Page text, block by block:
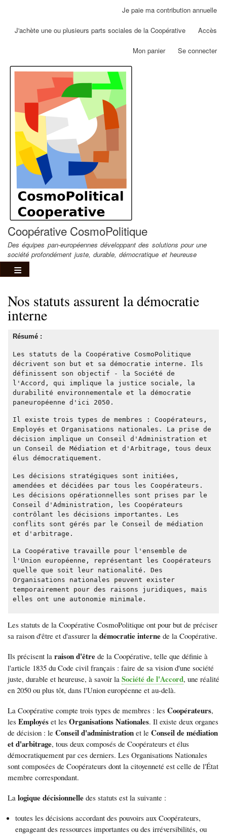
Aller
contenu
Je paie ma contribution annuelle
J'achète une ou plusieurs parts sociales de la Coopérative Accès
Mon panier Se connecter
Coopérative CosmoPolitique
Des équipes pan-européennes développant des solutions pour une
société profondément juste, durable, démocratique et heureuse
Nos statuts assurent la démocratie
interne
Résumé :
Les statuts de la Coopérative CosmoPolitique
décrivent son but et sa démocratie interne. Ils
définissent son objectif - la Société de
l'Accord, qui implique la justice sociale, la
durabilité environnementale et la démocratie
paneuropéenne d'ici 2050.
Il existe trois types de membres : Coopérateurs,
Employés et Organisations nationales. La prise de
décision implique un Conseil d'Administration et
un Conseil de Médiation et d'Arbitrage, tous deux
élus démocratiquement.
Les décisions stratégiques sont initiées,
amendées et décidées par tous les Coopérateurs.
Les décisions opérationnelles sont prises par le
Conseil d'Administration, les Coopérateurs
contrôlant les décisions importantes. Les
conflits sont gérés par le Conseil de médiation
et d'arbitrage.
La Coopérative travaille pour l'ensemble de
l'Union européenne, représentant les Coopérateurs
quelle que soit leur nationalité. Des
Organisations nationales peuvent exister
temporairement pour des raisons juridiques, mais
elles ont une autonomie minimale.
Les statuts de la Coopérative CosmoPolitique ont pour but de préciser
sa raison d'être et d'assurer la démocratie interne de la Coopérative.
Ils précisent la raison d'être de la Coopérative, telle que définie à
l'article 1835 du Code civil français : faire de sa vision d'une société
juste, durable et heureuse, à savoir la Société de l'Accord, une réalité
en 2050 ou plus tôt, dans l'Union européenne et au-delà.
La Coopérative compte trois types de membres : les Coopérateurs,
les Employés et les Organisations Nationales. Il existe deux organes
de décision : le Conseil d'administration et le Conseil de médiation
et d'arbitrage, tous deux composés de Coopérateurs et élus
démocratiquement par ces derniers. Les Organisations Nationales
sont composées de Coopérateurs dont la citoyenneté est celle de l'État
membre correspondant.
La logiquedécisionnelle des statuts est la suivante :
toutes les décisions accordant des pouvoirs aux Coopérateurs,
engageant des ressources importantes ou des irréversibilités, ou